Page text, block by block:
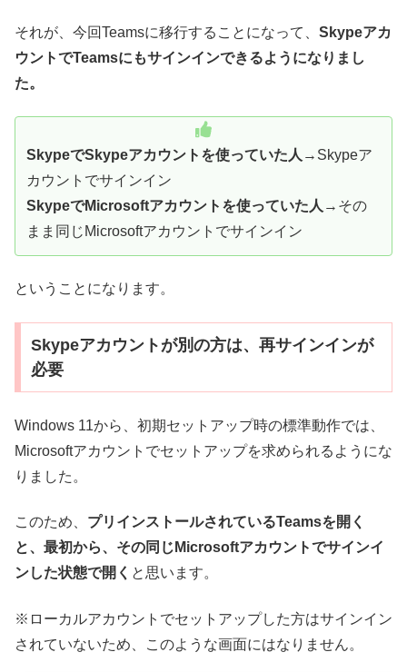
それが、今回Teamsに移行することになって、 Skypeアカ
ウントでTeamsにもサインインできるようになりまし
た。
SkypeでSkypeアカウントを使っていた人 →Skypeア
カウントでサインイン
SkypeでMicrosoftアカウントを使っていた人 →その
まま同じMicrosoftアカウントでサインイン
ということになります。
Skypeアカウントが別の方は、再サインインが
必要
Windows 11から、初期セットアップ時の標準動作では、
Microsoftアカウントでセットアップを求められるようにな
りました。
このため、 プリインストールされているTeamsを開く
と、最初から、その同じMicrosoftアカウントでサインイ
ンした状態で開く と思います。
※ローカルアカウントでセットアップした方はサインイン
されていないため、このような画面にはなりません。